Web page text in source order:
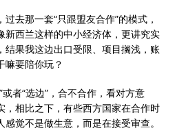
去那一套“只跟盟友合作”的模式，
新西兰这样的中小经济体，更讲究实
结果我这边出口受限、项目搁浅，账
嘛要陪你玩？
者“选边”，合不合作，看对方意
，相比之下，有些西方国家在合作时
觉不是做生意，而是在接受审查。